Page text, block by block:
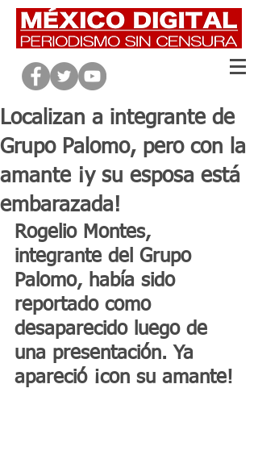
Localizan a integrante de
Grupo Palomo, pero con la
amante ¡y su esposa está
embarazada!
Rogelio Montes,
integrante del Grupo
Palomo, había sido
reportado como
desaparecido luego de
una presentación. Ya
apareció ¡con su amante!